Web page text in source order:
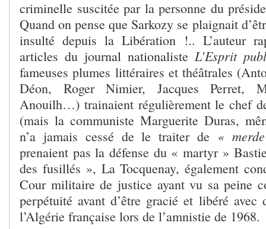
criminelle suscitée par la personne du
Quand on pense que Sarkozy se plaignait
insulté depuis la Libération !.. L’auteur
articles du journal nationaliste L’Esprit
fameuses plumes littéraires et théâtrales
Déon, Roger Nimier, Jacques Perret,
Anouilh…) trainaient régulièrement le chef
(mais la communiste Marguerite Duras,
n’a jamais cessé de le traiter de «
prenaient pas la défense du « martyr »
des fusillés », La Tocquenay, également
Cour militaire de justice ayant vu sa peine
perpétuité avant d’être gracié et libéré avec
l’Algérie française lors de l’amnistie de 1968.